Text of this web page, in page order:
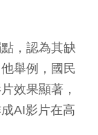
，認為其缺
舉例，國民
效果顯著，
AI影片在高